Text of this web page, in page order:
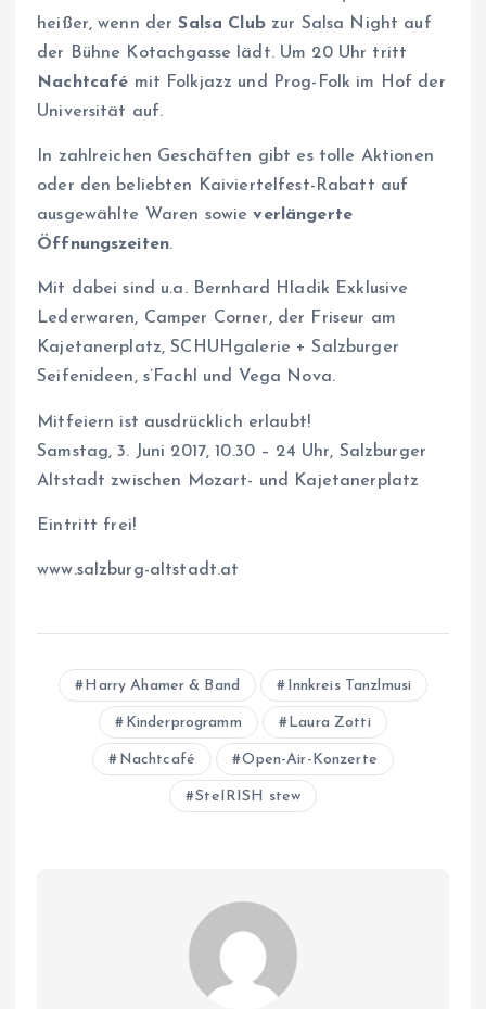
heißer, wenn derSalsa Clubzur Salsa Night auf
der Bühne Kotachgasse lädt. Um 20 Uhr tritt
Nachtcafé mit Folkjazz und Prog-Folk im Hof der
Universität auf.
In zahlreichen Geschäften gibt es tolle Aktionen
oder den beliebten Kaiviertelfest-Rabatt auf
ausgewählte Waren sowie verlängerte
Öffnungszeiten.
Mit dabei sind u.a. Bernhard Hladik Exklusive
Lederwaren, Camper Corner, der Friseur am
Kajetanerplatz, SCHUHgalerie + Salzburger
Seifenideen, s’Fachl und Vega Nova.
Mitfeiern ist ausdrücklich erlaubt!
Samstag, 3. Juni 2017, 10.30 – 24 Uhr, Salzburger
Altstadt zwischen Mozart- und Kajetanerplatz
Eintritt frei!
www.salzburg-altstadt.at
Harry Ahamer & Band Innkreis Tanzlmusi
Kinderprogramm Laura Zotti
Nachtcafé Open-Air-Konzerte
SteIRISH stew